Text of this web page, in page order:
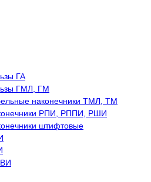
ГА
ГМЛ, ГМ
наконечники ТМЛ, ТМ
РПИ, РППИ, РШИ
штифтовые